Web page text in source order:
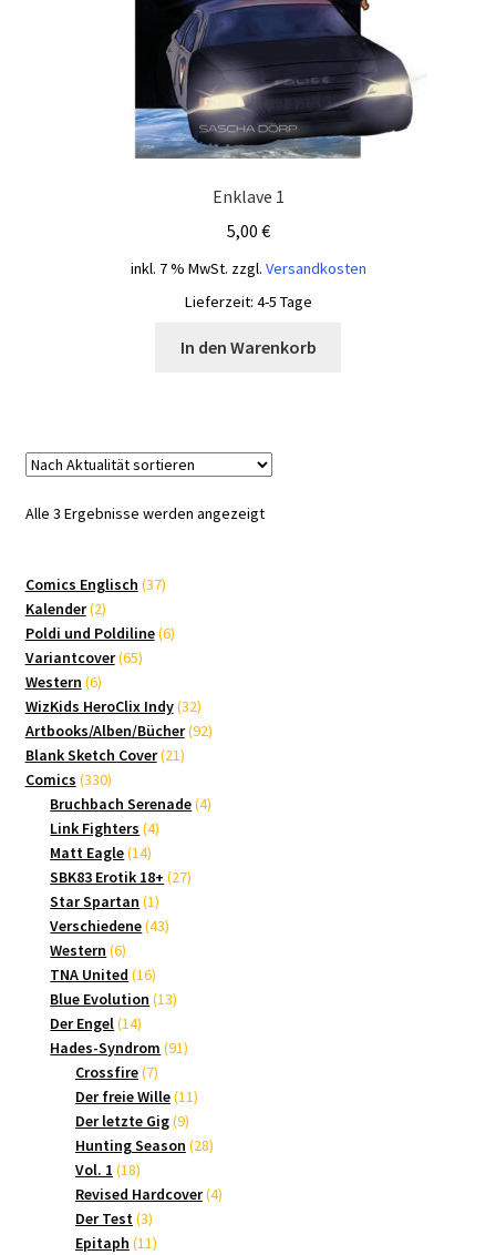
Enklave 1
5,00 €
inkl. 7 % MwSt. zzgl. Versandkosten
Lieferzeit: 4-5 Tage
In den Warenkorb
Alle 3 Ergebnisse werden angezeigtNach
Comics Englisch 3737
Kalender 22
Produkte
Poldi und Poldiline 66
Variantcover 6565
Western 66
Produkte
WizKids HeroClix Indy 3232
Produkte
Artbooks/Alben/Bücher 9292
Blank Sketch Cover 2121
Comics 330330
Produkte
Bruchbach Serenade 44
Link Fighters 44
Matt Eagle 1414
Produkte
SBK83 Erotik 18+ 2727
Star Spartan 11
Produkt
Verschiedene 4343
Western 66
Produkte
TNA United 1616
Produkte
Blue Evolution 1313
Der Engel 1414
Produkte
Hades-Syndrom 9191
Crossfire 77
Produkte
Der freie Wille 1111
Der letzte Gig 99
Produkte
Hunting Season 2828
Vol. 1 1818
Produkte
Revised Hardcover 44
Der Test 33
Produkte
Epitaph 1111